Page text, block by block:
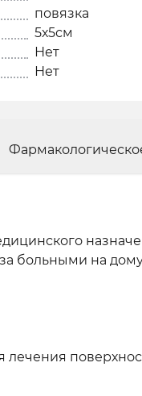
повязка
5х5см
Нет
Нет
больными на